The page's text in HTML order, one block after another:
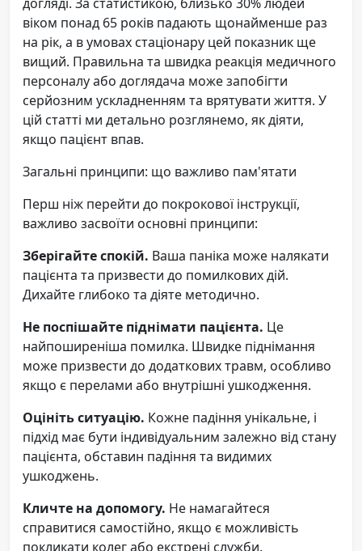
догляді. За статистикою, близько 30% людей
віком понад 65 років падають щонайменше раз
на рік, а в умовах стаціонару цей показник ще
вищий. Правильна та швидка реакція медичного
персоналу або доглядача може запобігти
серйозним ускладненням та врятувати життя. У
цій статті ми детально розглянемо, як діяти,
якщо пацієнт впав.
Загальні принципи: що важливо пам'ятати
Перш ніж перейти до покрокової інструкції,
важливо засвоїти основні принципи:
Зберігайте спокій. Ваша паніка може налякати
пацієнта та призвести до помилкових дій.
Дихайте глибоко та діяте методично.
Не поспішайте піднімати пацієнта. Це
найпоширеніша помилка. Швидке піднімання
може призвести до додаткових травм, особливо
якщо є перелами або внутрішні ушкодження.
Оцініть ситуацію. Кожне падіння унікальне, і
підхід має бути індивідуальним залежно від стану
пацієнта, обставин падіння та видимих
ушкоджень.
Кличте на допомогу. Не намагайтеся
справитися самостійно, якщо є можливість
покликати колег або екстрені служби.